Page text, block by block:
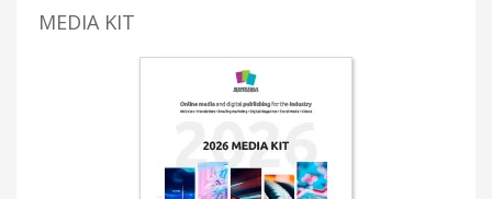
MEDIA KIT